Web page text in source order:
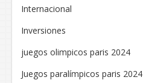
Internacional
Inversiones
juegos olimpicos paris 2024
Juegos paralímpicos paris 2024